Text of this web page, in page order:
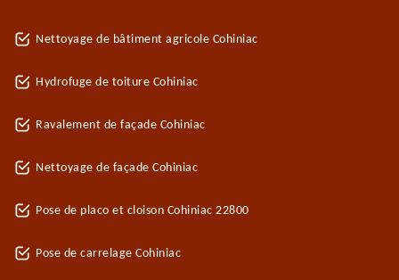
Nettoyage de bâtiment agricole Cohiniac
Hydrofuge de toiture Cohiniac
Ravalement de façade Cohiniac
Nettoyage de façade Cohiniac
Pose de placo et cloison Cohiniac 22800
Pose de carrelage Cohiniac